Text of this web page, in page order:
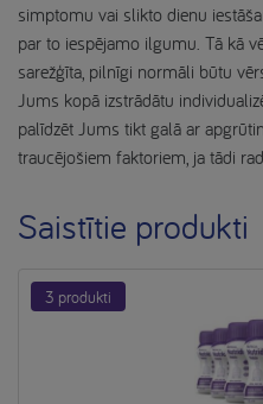
simptomu vai slikto dienu
par to iespējamo ilgumu. Tā kā
sarežģīta, pilnīgi normāli būtu
Jums kopā izstrādātu
palīdzēt Jums tikt galā ar
traucējošiem faktoriem, ja tādi
Saistītie produkti
3 produkti